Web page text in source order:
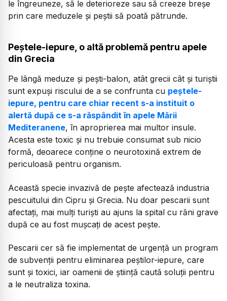
le îngreuneze, să le deterioreze sau să creeze breșe
prin care meduzele și peștii să poată pătrunde.
Peștele-iepure, o altă problemă pentru apele
din Grecia
Pe lângă meduze și pești-balon, atât grecii cât și turiștii
sunt expuși riscului de a se confrunta cu peștele-
iepure, pentru care chiar recent s-a instituit o
alertă după ce s-a răspândit în apele Mării
Mediteranene, în aproprierea mai multor insule.
Acesta este toxic și nu trebuie consumat sub nicio
formă, deoarece conține o neurotoxină extrem de
periculoasă pentru organism.
Această specie invazivă de pește afectează industria
pescuitului din Cipru și Grecia. Nu doar pescarii sunt
afectați, mai mulți turiști au ajuns la spital cu răni grave
după ce au fost mușcați de acest pește.
Pescarii cer să fie implementat de urgență un program
de subvenții pentru eliminarea peștilor-iepure, care
sunt și toxici, iar oamenii de știință caută soluții pentru
a le neutraliza toxina.